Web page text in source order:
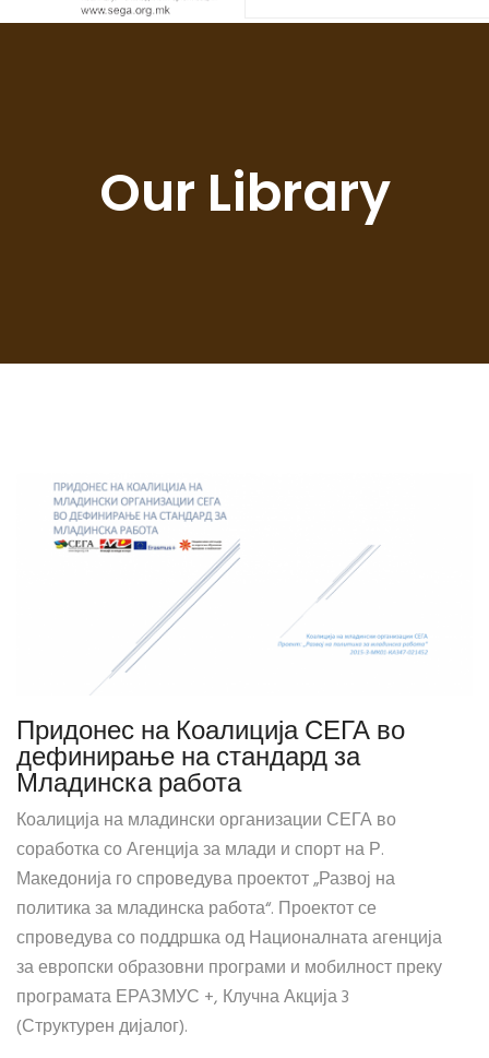
Our Library
Придонес на Коалиција СЕГА во
дефинирање на стандард за
Младинска работа
Коалиција на младински организации СЕГА во
соработка со Агенција за млади и спорт на Р.
Македонија го спроведува проектот „Развој на
политика за младинска работа“. Проектот се
спроведува со поддршка од Националната агенција
за европски образовни програми и мобилност преку
програмата ЕРАЗМУС +, Клучна Акција 3
(Структурен дијалог).